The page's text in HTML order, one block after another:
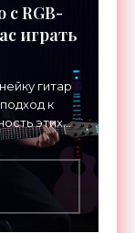
с RGB-
играть
гитар
к
этих